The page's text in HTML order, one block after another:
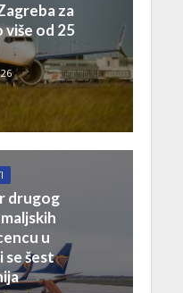
za
više od 25
drugog
u
se šest